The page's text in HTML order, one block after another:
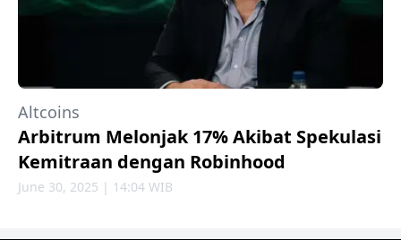
Altcoins
Arbitrum Melonjak 17% Akibat Spekulasi
Kemitraan dengan Robinhood
June 30, 2025 | 14:04 WIB